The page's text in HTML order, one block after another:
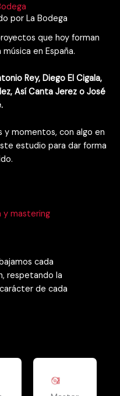
por La Bodega
que hoy forman
en España.
Rey, Diego El Cigala,
Así Canta Jerez o José
y momentos, con algo en
estudio para dar forma
y mastering
cada
respetando la
de cada